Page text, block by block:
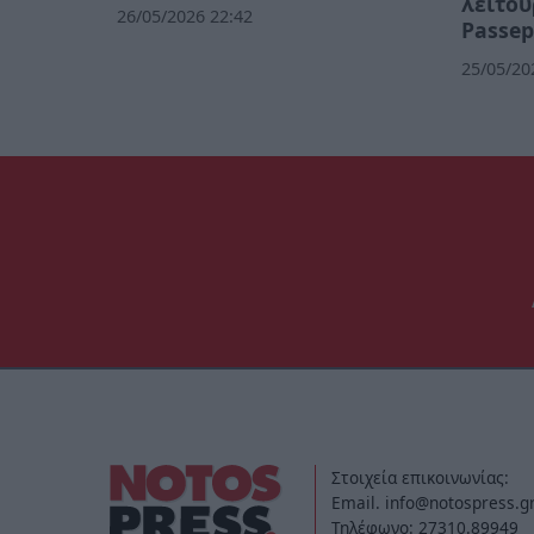
26/05/2026 22:42
25/05/
Στοιχεία επικοινωνίας:
Email. info@notospress.gr
Τηλέφωνο: 27310.89949